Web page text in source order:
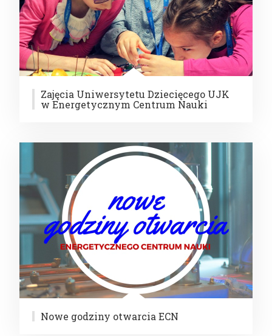
Zajęcia Uniwersytetu Dziecięcego UJK
w Energetycznym Centrum Nauki
Nowe godziny otwarcia ECN